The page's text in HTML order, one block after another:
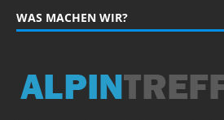
WAS MACHEN WIR?